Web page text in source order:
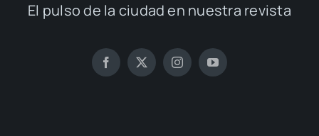
El pul­so de la ciu­dad en nues­tra revis­ta